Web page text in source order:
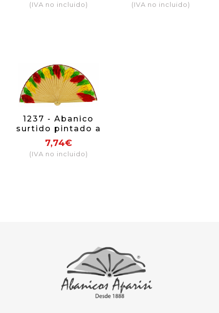
(IVA no incluido) (IVA no incluido)
1237 - Abanico
surtido pintado a
mano 2 caras con
diferentes
diseños
7,74€
(IVA no incluido)